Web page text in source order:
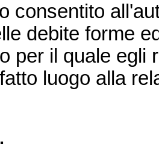
debite forme
per il quale egli
luogo alla